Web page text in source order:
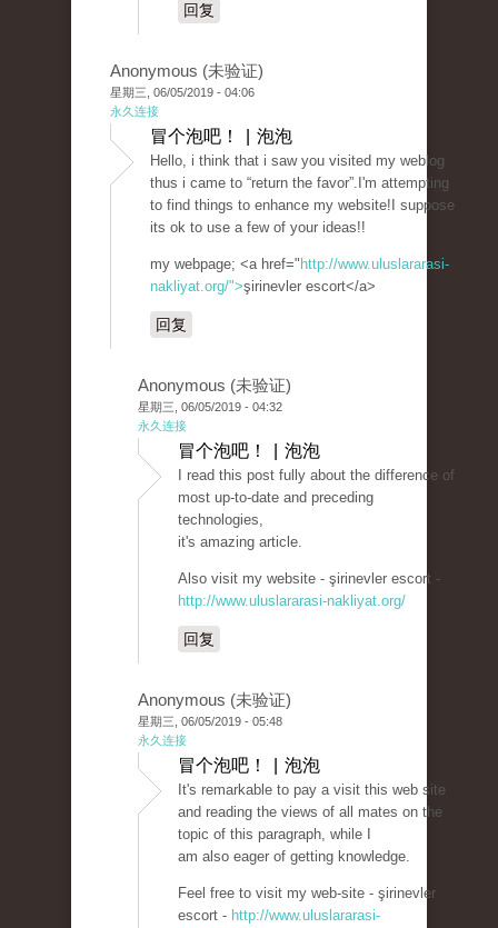
回复
Anonymous (未验证)
星期三, 06/05/2019 - 04:06
永久连接
冒个泡吧！ | 泡泡
Hello, i think that i saw you visited my weblog
thus i came to “return the favor”.I'm attempting
to find things to enhance my website!I suppose
its ok to use a few of your ideas!!
my webpage; <a href=" http://www.uluslararasi-
nakliyat.org/">şirinevler escort</a>
回复
Anonymous (未验证)
星期三, 06/05/2019 - 04:32
永久连接
冒个泡吧！ | 泡泡
I read this post fully about the difference of
most up-to-date and preceding
technologies,
it's amazing article.
Also visit my website - şirinevler escort -
http://www.uluslararasi-nakliyat.org/
回复
Anonymous (未验证)
星期三, 06/05/2019 - 05:48
永久连接
冒个泡吧！ | 泡泡
It's remarkable to pay a visit this web site
and reading the views of all mates on the
topic of this paragraph, while I
am also eager of getting knowledge.
Feel free to visit my web-site - şirinevler
escort - http://www.uluslararasi-